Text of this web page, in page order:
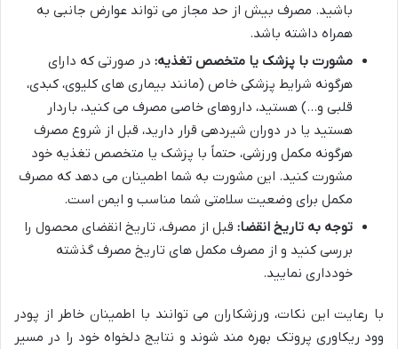
باشید. مصرف بیش از حد مجاز می تواند عوارض جانبی به
همراه داشته باشد.
مشورت با پزشک یا متخصص تغذیه: در صورتی که دارای
هرگونه شرایط پزشکی خاص (مانند بیماری های کلیوی، کبدی،
قلبی و…) هستید، داروهای خاصی مصرف می کنید، باردار
هستید یا در دوران شیردهی قرار دارید، قبل از شروع مصرف
هرگونه مکمل ورزشی، حتماً با پزشک یا متخصص تغذیه خود
مشورت کنید. این مشورت به شما اطمینان می دهد که مصرف
مکمل برای وضعیت سلامتی شما مناسب و ایمن است.
توجه به تاریخ انقضا: قبل از مصرف، تاریخ انقضای محصول را
بررسی کنید و از مصرف مکمل های تاریخ مصرف گذشته
خودداری نمایید.
با رعایت این نکات، ورزشکاران می توانند با اطمینان خاطر از پودر
وود ریکاوری پروتک بهره مند شوند و نتایج دلخواه خود را در مسیر